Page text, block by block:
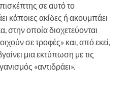
σε αυτό το
κάποιες ακίδες ή ακουμπάει
στην οποία διοχετεύονται
σε τροφές» και, από εκεί,
μια εκτύπωση με τις
«αντιδράει».